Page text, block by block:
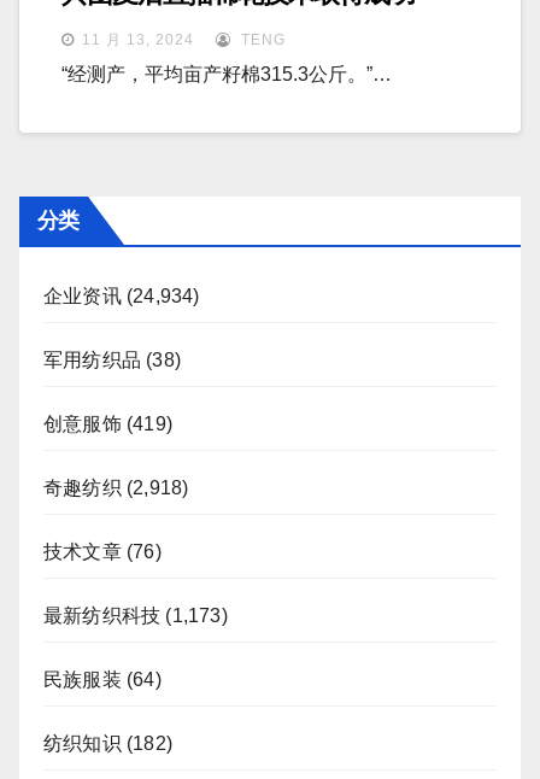
11 月 13, 2024 TENG
“经测产，平均亩产籽棉315.3公斤。”…
分类
企业资讯(24,934)
军用纺织品 (38)
创意服饰(419)
奇趣纺织 (2,918)
技术文章(76)
最新纺织科技 (1,173)
民族服装 (64)
纺织知识 (182)